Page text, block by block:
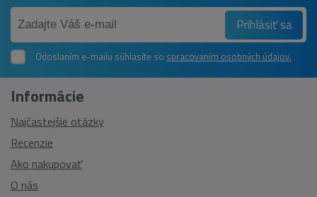
Prihlásiť sa
Odoslaním e-mailu súhlasíte so spracovaním osobných údajov.
Informácie
Najčastejšie otázky
Recenzie
Ako nakupovať
O nás